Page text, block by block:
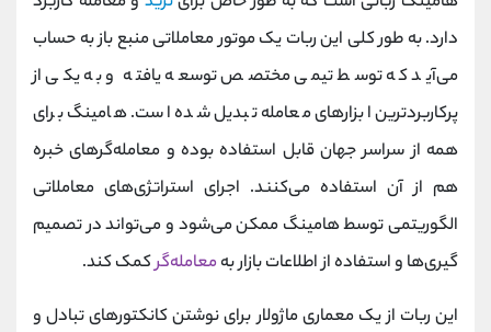
دارد. به طور کلی این ربات یک موتور معاملاتی منبع باز به حساب
می‌آید که توسط تیمی مختصص توسعه یافته و به یکی از
پرکاربردترین ابزارهای معامله تبدیل شده است. هامینگ برای
همه‌ از سراسر جهان قابل استفاده بوده و معامله‌گرهای خبره
هم از آن استفاده می‌کنند. اجرای استراتژی‌های معاملاتی
الگوریتمی توسط هامینگ ممکن می‌شود و می‌تواند در تصمیم‌
گیری‌ها و استفاده از اطلاعات بازار بهمعامله‌گرکمک کند.
این ربات از یک معماری ماژولار برای نوشتن کانکتورهای تبادل و